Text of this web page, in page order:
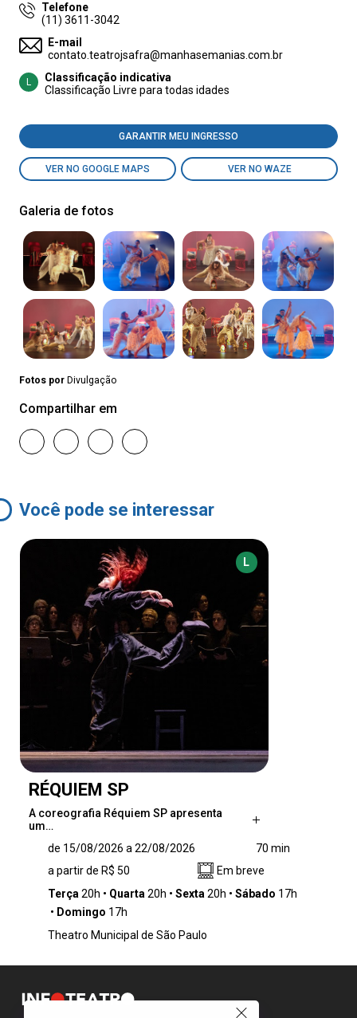
Telefone
(11) 3611-3042
E-mail
contato.teatrojsafra@manhasemanias.com.br
L
Classificação indicativa
Classificação Livre para todas idades
GARANTIR MEU INGRESSO
VER NO GOOGLE MAPS VER NO WAZE
Galeria de fotos
Fotos por Divulgação
Compartilhar em
Você pode se interessar
L
RÉQUIEM SP
A coreografia Réquiem SP apresenta
um…
desafio e um exercício que estabelece um
diálogo entre distintas linhagens de dança,
como o balé, o jumpstyle e as danças urbanas
e populares. A proposta investiga de maneira
entre corpos, contextos e manifestações
Nesse cenário, o movimento do elenco vai
além da técnica, atuando como matéria para
de 15/08/2026 a 22/08/2026
70 min
a partir de R$ 50
Em breve
Terça 20h Quarta 20h Sexta 20h Sábado 17h
Domingo 17h
Theatro Municipal de São Paulo